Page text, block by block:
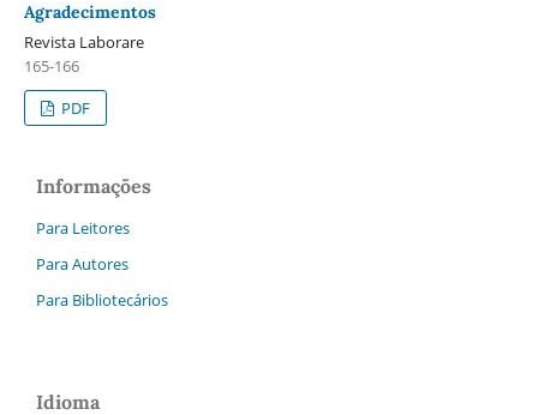
Agradecimentos
Revista Laborare
165-166
PDF
Informações
Para Leitores
Para Autores
Para Bibliotecários
Idioma